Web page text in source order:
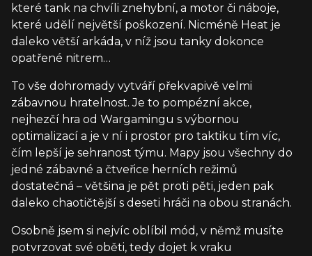
které tank na chvíli znehybní, a motor či náboje,
které udělí největší poškození. Nicméně Heat je
daleko větší arkáda, v níž jsou tanky dokonce
opatřené nitrem…
To vše dohromady vytváří překvapivě velmi
zábavnou hratelnost. Je to pompézní akce,
nejhezčí hra od Wargamingu s výbornou
optimalizací a je v ní i prostor pro taktiku tím víc,
čím lepší je sehranost týmu. Mapy jsou všechny do
jedné zábavné a čtveřice herních režimů
dostatečná – většina je pět proti pěti, jeden pak
daleko chaotičtější s deseti hráči na obou stranách.
Osobně jsem si nejvíc oblíbil mód, v němž musíte
potvrzovat své oběti, tedy dojet k vraku